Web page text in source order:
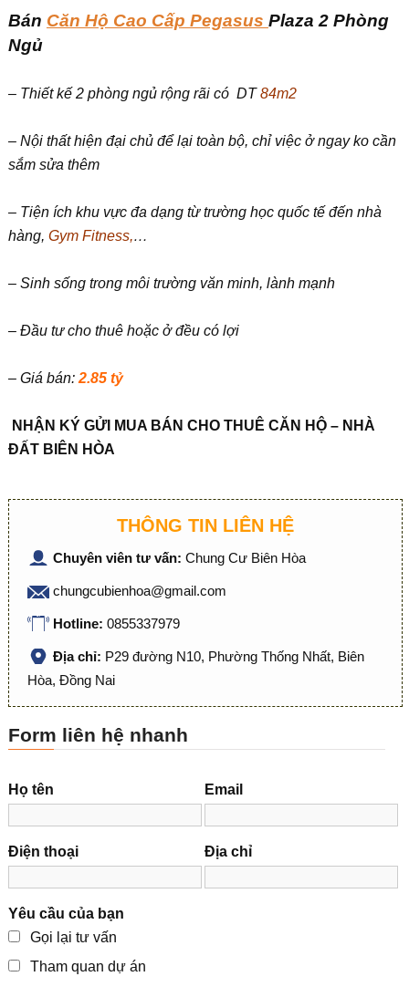
Bán Căn Hộ Cao Cấp Pegasus Plaza 2 Phòng
Ngủ
– Thiết kế 2 phòng ngủ rộng rãi có DT84m2
– Nội thất hiện đại chủ để lại toàn bộ, chỉ việc ở ngay ko cần
sắm sửa thêm
– Tiện ích khu vực đa dạng từ trường học quốc tế đến nhà
hàng, Gym Fitness,…
– Sinh sống trong môi trường văn minh, lành mạnh
– Đầu tư cho thuê hoặc ở đều có lợi
– Giá bán:2.85 tỷ
NHẬN KÝ GỬI MUA BÁN CHO THUÊ CĂN HỘ – NHÀ
ĐẤT BIÊN HÒA
THÔNG TIN LIÊN HỆ
Chuyên viên tư vấn: Chung Cư Biên Hòa
chungcubienhoa@gmail.com
Hotline: 0855337979
Địa chỉ: P29 đường N10, Phường Thống Nhất, Biên
Hòa, Đồng Nai
Form liên hệ nhanh
Họ tên Email
Điện thoại Địa chỉ
Yêu cầu của bạn
Gọi lại tư vấn
Tham quan dự án